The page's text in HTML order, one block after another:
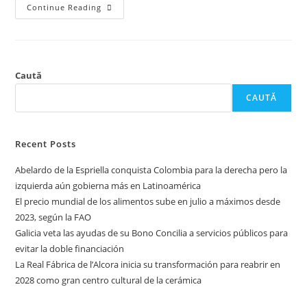
Continue Reading
Caută
CAUTĂ
Recent Posts
Abelardo de la Espriella conquista Colombia para la derecha pero la
izquierda aún gobierna más en Latinoamérica
El precio mundial de los alimentos sube en julio a máximos desde
2023, según la FAO
Galicia veta las ayudas de su Bono Concilia a servicios públicos para
evitar la doble financiación
La Real Fábrica de l’Alcora inicia su transformación para reabrir en
2028 como gran centro cultural de la cerámica